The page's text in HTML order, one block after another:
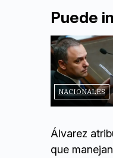
Puede
NACIONALES
Álvarez
que